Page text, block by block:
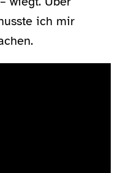
ich mir